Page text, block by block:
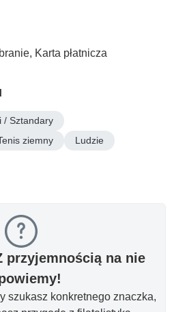
Karta płatnicza
/ Sztandary
ziemny
Ludzie
przyjemnością na nie
szukasz konkretnego znaczka,